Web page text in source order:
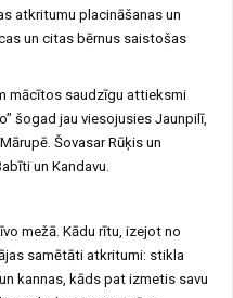
atkritumu placināšanas un
un citas bērnus saistošas
mācītos saudzīgu attieksmi
šogad jau viesojusies Jaunpilī,
Šovasar Rūķis un
un Kandavu.
mežā. Kādu rītu, izejot no
samētāti atkritumi: stikla
kannas, kāds pat izmetis savu